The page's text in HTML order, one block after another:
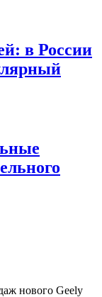
в России
нового Geely